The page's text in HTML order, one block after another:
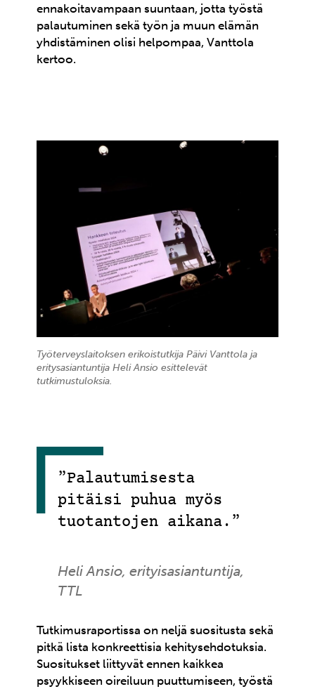
ennakoitavampaan suuntaan, jotta työstä
palautuminen sekä työn ja muun elämän
yhdistäminen olisi helpompaa, Vanttola
kertoo.
Työterveyslaitoksen erikoistutkija Päivi Vanttola ja
eritysasiantuntija Heli Ansio esittelevät
tutkimustuloksia.
”Palautumisesta
pitäisi puhua myös
tuotantojen aikana.”
Heli Ansio, erityisasiantuntija,
TTL
Tutkimusraportissa on neljä suositusta sekä
pitkä lista konkreettisia kehitysehdotuksia.
Suositukset liittyvät ennen kaikkea
psyykkiseen oireiluun puuttumiseen, työstä